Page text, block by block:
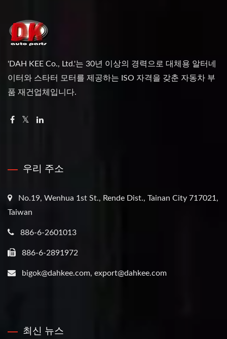
'DAH KEE Co., Ltd.'는 30년 이상의 경력으로 대체용 알터네
이터와 스타터 모터를 제공하는 ISO 자격을 갖춘 자동차 부
품 재건업체입니다.
우리 주소
No.19, Wenhua 1st St., Rende Dist., Tainan City 717021,
Taiwan
886-6-2601013
886-6-2891972
bigok@dahkee.com, export@dahkee.com
최신 뉴스